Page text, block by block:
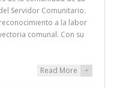
Servidor Comunitario.
a la labor
comunal. Con su
Read More +